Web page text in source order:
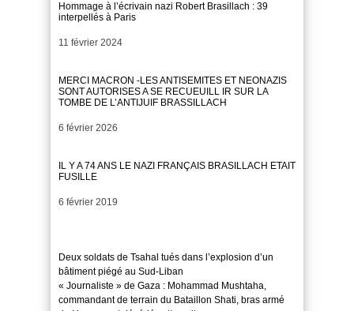
Hommage à l’écrivain nazi Robert Brasillach : 39
interpellés à Paris
Date
11 février 2024
MERCI MACRON -LES ANTISEMITES ET NEONAZIS
SONT AUTORISES A SE RECUEUILL IR SUR LA
TOMBE DE L’ANTIJUIF BRASSILLACH
Date
6 février 2026
IL Y A 74 ANS LE NAZI FRANÇAIS BRASILLACH ETAIT
FUSILLE
Date
6 février 2019
Deux soldats de Tsahal tués dans l’explosion d’un
bâtiment piégé au Sud-Liban
« Journaliste » de Gaza : Mohammad Mushtaha,
commandant de terrain du Bataillon Shati, bras armé